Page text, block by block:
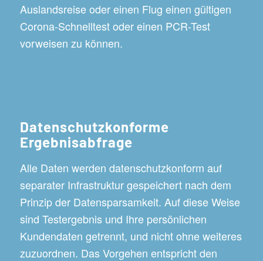
Auslandsreise oder einen Flug einen gültigen
Corona-Schnelltest oder einen PCR-Test
vorweisen zu können.
Datenschutzkonforme
Ergebnisabfrage
Alle Daten werden datenschutzkonform auf
separater Infrastruktur gespeichert nach dem
Prinzip der Datensparsamkeit. Auf diese Weise
sind Testergebnis und Ihre persönlichen
Kundendaten getrennt, und nicht ohne weiteres
zuzuordnen. Das Vorgehen entspricht den